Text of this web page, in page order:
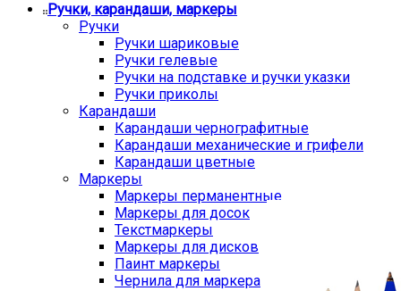
Ручки, карандаши, маркеры
Ручки
Ручки шариковые
Ручки гелевые
Ручки на подставке и ручки указки
Ручки приколы
Карандаши
Карандаши чернографитные
Карандаши механические и грифели
Карандаши цветные
Маркеры
Маркеры перманентные
Маркеры для досок
Текстмаркеры
Маркеры для дисков
Паинт маркеры
Чернила для маркера